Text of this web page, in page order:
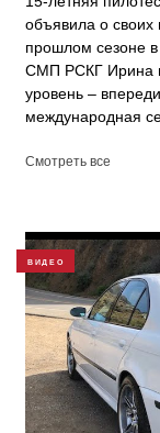
объявила о
прошлом сезоне
СМП РСКГ Ирина
уровень –
международная
Смотреть все
ВИДЕО